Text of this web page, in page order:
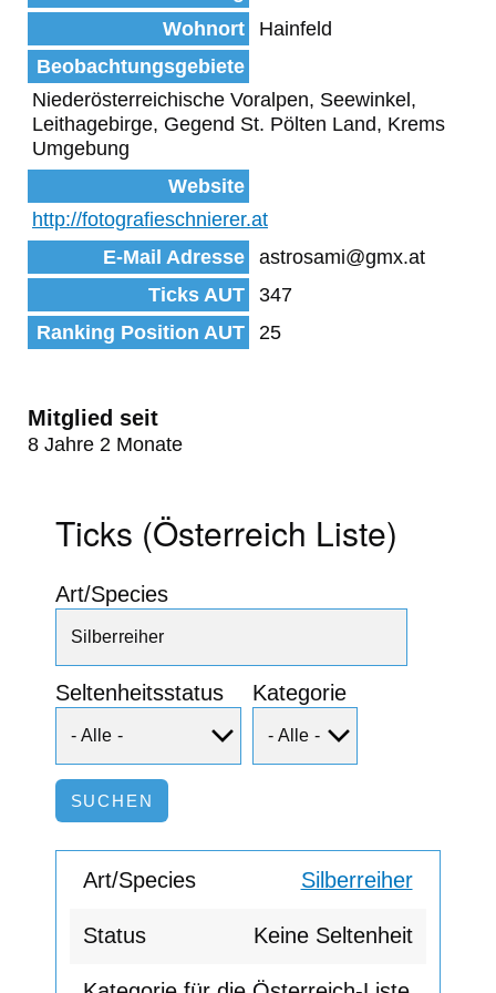
Wohnort
Hainfeld
Beobachtungsgebiete
Niederösterreichische Voralpen, Seewinkel,
Leithagebirge, Gegend St. Pölten Land, Krems
Umgebung
Website
http://fotografieschnierer.at
E-Mail Adresse
astrosami@gmx.at
Ticks AUT
347
Ranking Position AUT
25
Mitglied seit
8 Jahre 2 Monate
Ticks (Österreich Liste)
Art/Species
Seltenheitsstatus Kategorie
Silberreiher
Keine Seltenheit